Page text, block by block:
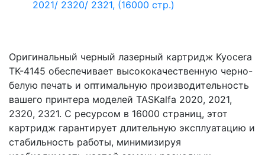
Оригинальный черный лазерный картридж Kyocera
TK-4145 обеспечивает высококачественную черно-
белую печать и оптимальную производительность
вашего принтера моделей TASKalfa 2020, 2021,
2320, 2321. С ресурсом в 16000 страниц, этот
картридж гарантирует длительную эксплуатацию и
стабильность работы, минимизируя